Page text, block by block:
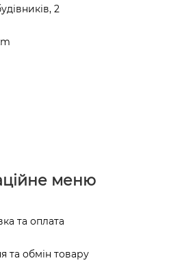
2
меню
та оплата
та обмін товару